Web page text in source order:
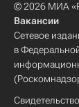
© 2026 МИА
Вакансии
Сетевое
в